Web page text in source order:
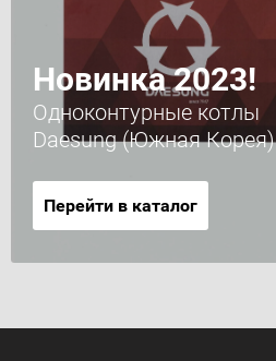
Новинка 2023!
Одноконтурные котлы
Daesung (Южная Корея)
Перейти в каталог